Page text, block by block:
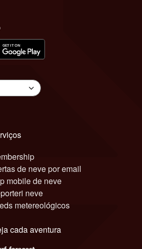
de neve por email
mobile de neve
neve
metereológicos
cada aventura